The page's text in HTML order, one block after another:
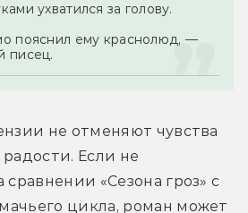
ухватился за голову.
пояснил ему краснолюд, —
писец.
не отменяют чувства
Если не
сравнении «Сезона гроз» с
цикла, роман может